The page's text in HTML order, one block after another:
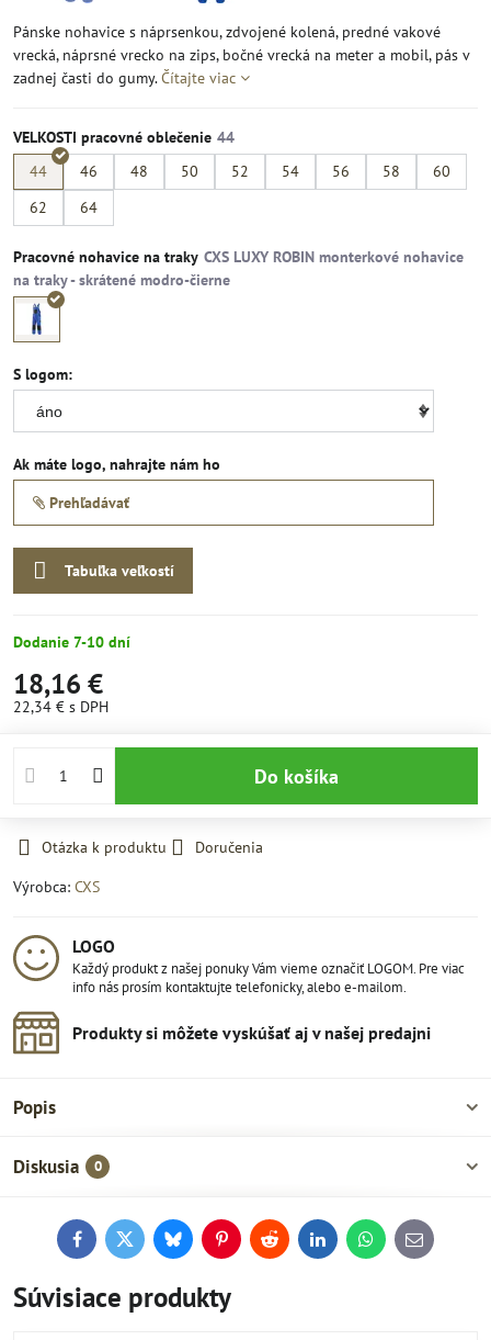
Pánske nohavice s náprsenkou, zdvojené kolená, predné vakové
vrecká, náprsné vrecko na zips, bočné vrecká na meter a mobil, pás v
zadnej časti do gumy.Čítajte viac
VELKOSTI pracovné oblečenie
44
46 48 50 52 54 56 58
60
62
64
Pracovné nohavice na traky
S logom:
Ak máte logo, nahrajte nám ho
Prehľadávať
Tabuľka veľkostí
Dodanie 7-10 dní
18,16 €
22,34 € s DPH
Do košíka
Otázka k produktu
Doručenia
Výrobca: CXS
LOGO
Každý produkt z našej ponuky Vám vieme označiť LOGOM. Pre viac
info nás prosím kontaktujte telefonicky, alebo e-mailom.
Produkty si môžete vyskúšať aj v našej predajni
Popis
Diskusia 0
FacebookTwitterBlueskyPinterestReddit LinkedInWhatsApp
E-
mail
Súvisiace produkty